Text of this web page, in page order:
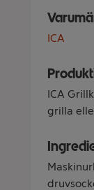
ICA
ICA
grilla